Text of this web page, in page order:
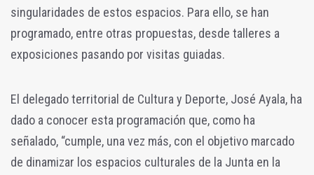
singularidades de estos espacios. Para ello, se han
programado, entre otras propuestas, desde talleres a
exposiciones pasando por visitas guiadas.
El delegado territorial de Cultura y Deporte, José Ayala, ha
dado a conocer esta programación que, como ha
señalado, “cumple, una vez más, con el objetivo marcado
de dinamizar los espacios culturales de la Junta en la